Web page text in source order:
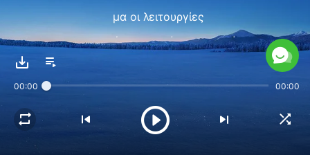
μα οι λειτουργίες
και τα ένστικτα είναι σταθερά.
σώζει ο Θεός.
Αν ακούσει την κλήση του Θεού,
αν ακούσει τη φωνή του Δημιουργού,
00:00 00:00